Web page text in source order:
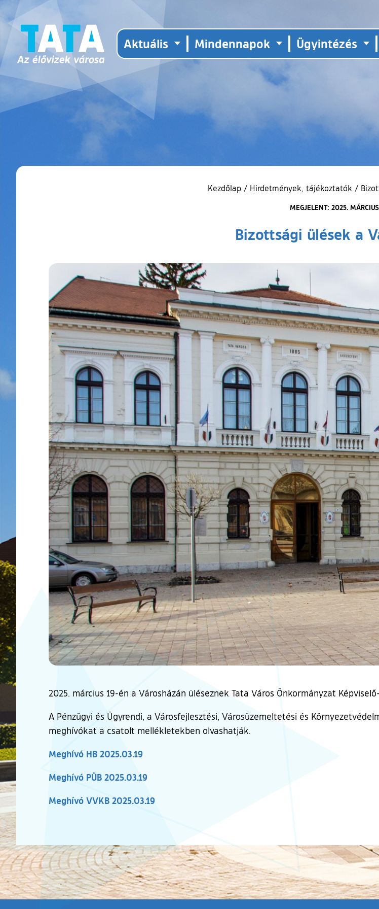
Aktuális Mindennapok Ügyintézés
Kezdőlap / Hirdetmények, tájékoztatók /
MEGJELENT: 2025.
Bizottsági ülések a
2025. március 19-én a Városházán üléseznek Tata Város Önkormányzat
A Pénzügyi és Ügyrendi, a Városfejlesztési, Városüzemeltetési és
meghívókat a csatolt mellékletekben olvashatják.
Meghívó HB 2025.03.19
Meghívó PÜB 2025.03.19
Meghívó VVKB 2025.03.19